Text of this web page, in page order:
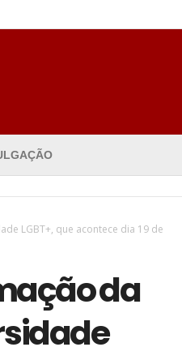
LGBT+, que acontece dia 19 de
da